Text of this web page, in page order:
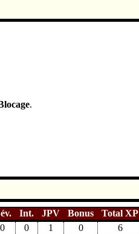
.
Int. JPV Bonus
Total XP
0 0 1 0
6